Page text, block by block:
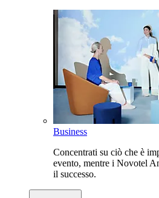
Business
Concentrati su ciò che è
evento, mentre i Novotel
il successo.